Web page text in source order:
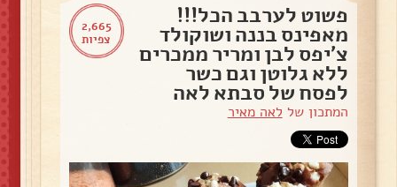
2,665
צפיות
פשוט לערבב הכל!!!
מאפינס בננה ושוקולד
צ'יפס לבן ומריר ממכרים
ללא גלוטן וגם כשר
לפסח של סבתא לאה
המתכון של לאה מאיר